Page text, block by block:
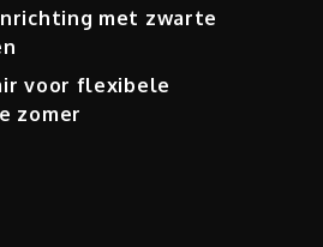
met zwarte
voor flexibele
zomer